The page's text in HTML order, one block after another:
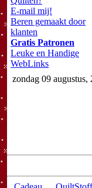
E-mail mij!
Beren gemaakt door
klanten
Gratis Patronen
Leuke en Handige
WebLinks
zondag 09 augustus,